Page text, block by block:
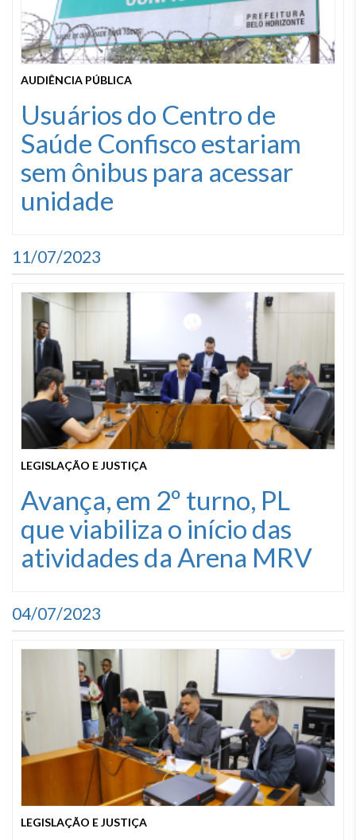
AUDIÊNCIA PÚBLICA
Usuários do Centro de
Saúde Confisco estariam
sem ônibus para acessar
unidade
11/07/2023
LEGISLAÇÃO E JUSTIÇA
Avança, em 2º turno, PL
que viabiliza o início das
atividades da Arena MRV
04/07/2023
LEGISLAÇÃO E JUSTIÇA